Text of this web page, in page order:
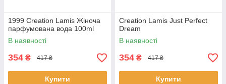
1999 Creation Lamis Жіноча
парфумована вода 100ml
В наявності
354 ₴ 417 ₴
Купити
Creation Lamis Just Perfect
Dream
В наявності
354 ₴ 417 ₴
Купити